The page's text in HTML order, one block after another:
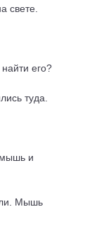
свете.
его?
туда.
мышь и
Мышь